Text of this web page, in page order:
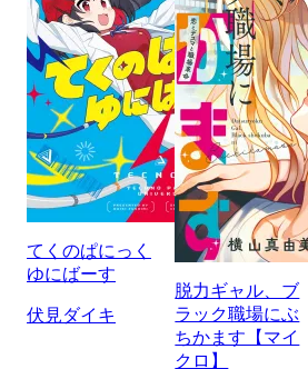
てくのぱにっく
ゆにばーす
伏見ダイキ
脱力ギャル、ブ
ラック職場にぶ
ちかます【マイ
クロ】